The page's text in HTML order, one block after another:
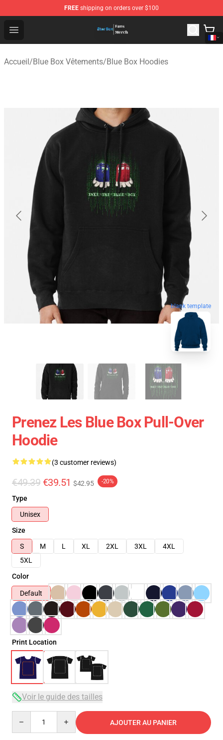
FREE shipping on orders over $100
Open menu
Blue Box Store - Official Blue Box Merchandise Shop
Accueil/Blue Box Vêtements/Blue Box Hoodies
blank template
Prenez Les Blue Box Pull-Over
Hoodie
(3 customer reviews)
€49.39 €39.51 $42.95 -20%
Type
Unisex
Size
S
M L XL 2XL 3XL
4XL
5XL
Color
Default
Print Location
Voir le guide des tailles
AJOUTER AU PANIER